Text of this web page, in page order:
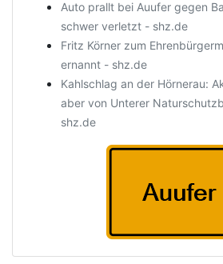
Auto prallt bei Auufer gegen
schwer verletzt - shz.de
Fritz Körner zum
ernannt - shz.de
Kahlschlag an der Hörnerau:
aber von Unterer
shz.de